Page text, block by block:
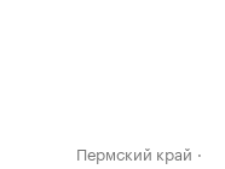
Пермский край